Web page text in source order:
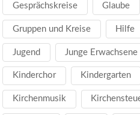
Gesprächskreise Glaube
Gruppen und Kreise Hilfe
Jugend Junge Erwachsene
Kinderchor Kindergarten
Kirchenmusik